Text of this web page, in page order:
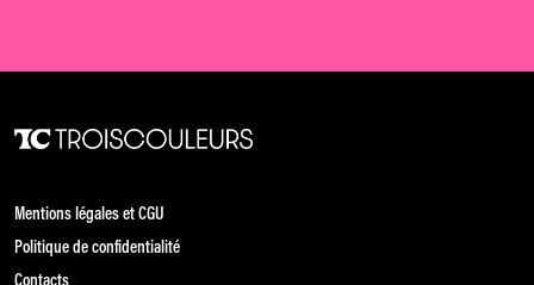
Mentions légales et CGU
Politique de confidentialité